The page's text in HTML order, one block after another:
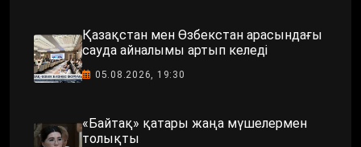
Қазақстан мен Өзбекстан арасындағы
сауда айналымы артып келеді
05.08.2026, 19:30
«Байтақ» қатары жаңа мүшелермен
толықты